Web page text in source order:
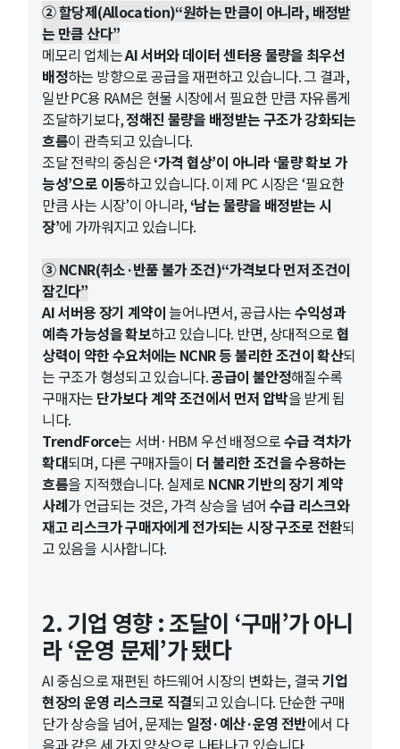
② 할당제(Allocation)“원하는 만큼이 아니라, 배정받
는 만큼 산다”
메모리 업체는AI 서버와 데이터 센터용 물량을 최우선
배정하는 방향으로 공급을 재편하고 있습니다. 그 결과,
일반 PC용 RAM은 현물 시장에서 필요한 만큼 자유롭게
조달하기보다,정해진 물량을 배정받는 구조가 강화되는
흐름이 관측되고 있습니다.
조달 전략의 중심은‘가격 협상’이 아니라 ‘물량 확보 가
능성’으로 이동하고 있습니다. 이제 PC 시장은 ‘필요한
만큼 사는 시장’이 아니라,‘남는 물량을 배정받는 시
장’에 가까워지고 있습니다.
③ NCNR(취소·반품 불가 조건)“가격보다 먼저 조건이
잠긴다”
AI 서버용 장기 계약이늘어나면서, 공급사는수익성과
예측 가능성을 확보하고 있습니다. 반면, 상대적으로협
상력이 약한 수요처에는 NCNR 등 불리한 조건이 확산되
는 구조가 형성되고 있습니다.공급이 불안정해질수록
구매자는 단가보다 계약 조건에서 먼저 압박을 받게 됩
니다.
TrendForce는 서버·HBM 우선 배정으로수급 격차가
확대되며, 다른 구매자들이 더 불리한 조건을 수용하는
흐름을 지적했습니다. 실제로 NCNR 기반의 장기 계약
사례가 언급되는 것은, 가격 상승을 넘어 수급 리스크와
재고 리스크가 구매자에게 전가되는 시장 구조로 전환되
고 있음을 시사합니다.
2. 기업 영향 : 조달이 ‘구매’가 아니
라 ‘운영 문제’가 됐다
AI 중심으로 재편된 하드웨어 시장의 변화는, 결국기업
현장의 운영 리스크로 직결되고 있습니다. 단순한 구매
단가 상승을 넘어, 문제는 일정·예산·운영 전반에서 다